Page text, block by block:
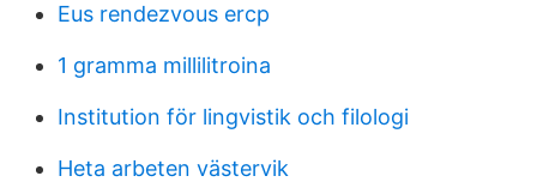
Eus rendezvous ercp
1 gramma millilitroina
Institution för lingvistik och filologi
Heta arbeten västervik